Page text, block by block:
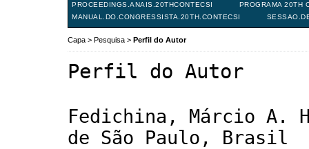
PROCEEDINGS.ANAIS.20THCONTECSI
PROGRAMA 20TH
MANUAL.DO.CONGRESSISTA.20TH.CONTECSI
Capa > Pesquisa > Perfil do Autor
Perfil do Autor
Fedichina, Márcio A.
de São Paulo, Brasil